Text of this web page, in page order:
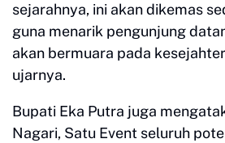
sejarahnya, ini akan dikemas
guna menarik pengunjung
akan bermuara pada
ujarnya.
Bupati Eka Putra juga
Nagari, Satu Event seluruh